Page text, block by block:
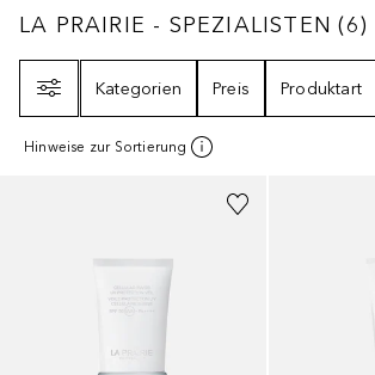
LA PRAIRIE - SPEZIALISTEN6
LA PRAIRIE - SPEZIALISTEN (6)
Kategorien
Preis Produktart
Hinweise zur Sortierung